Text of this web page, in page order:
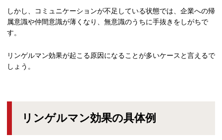
しかし、コミュニケーションが不足している状態では、企業への帰
属意識や仲間意識が薄くなり、無意識のうちに手抜きをしがちで
す。
リンゲルマン効果が起こる原因になることが多いケースと言えるで
しょう。
リンゲルマン効果の具体例